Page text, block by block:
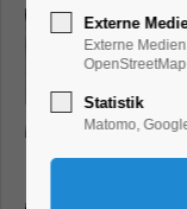
Externe
Externe
Statistik
Matomo,